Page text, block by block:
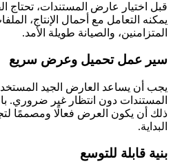
قبل اختيار عارض المستندات، تحتاج
يمكنه التعامل مع أحمال الإنتاج،
المتزامنين، والصيانة طويلة الأمد.
سير عمل تحميل وعرض سريع
يجب أن يساعد العارض الجيد
المستندات دون انتظار غير ضروري.
ذلك أن يكون العرض فعالًا ومصممًا
البداية.
بنية قابلة للتوسع